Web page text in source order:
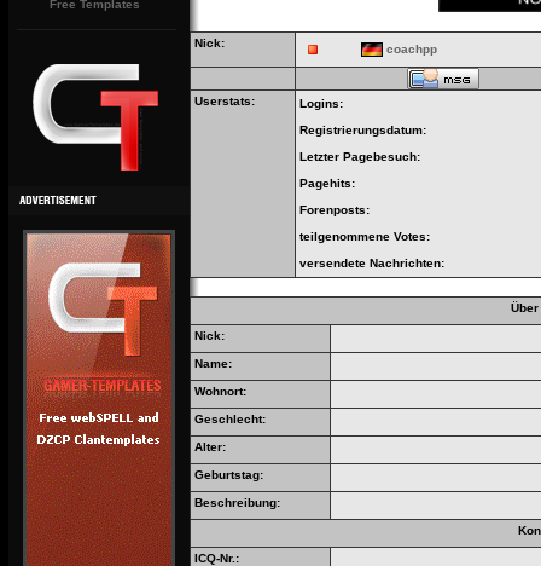
Free Templates
Nick: coachpp
Userstats:
Logins:
Registrierungsdatum:
Letzter Pagebesuch:
Pagehits:
Forenposts:
teilgenommene Votes:
versendete Nachrichten:
Nick:
Name:
Wohnort:
Geschlecht:
Alter:
Geburtstag:
Beschreibung:
ICQ-Nr.: